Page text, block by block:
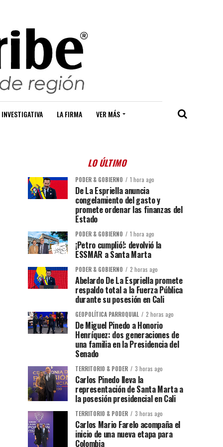
LA FIRMA VER MÁS
LO ÚLTIMO
PODER & GOBIERNO 1 hora ago
De La Espriella anuncia
congelamiento del gasto y
promete ordenar las finanzas del
Estado
PODER & GOBIERNO 1 hora ago
¡Petro cumplió!: devolvió la
ESSMAR a Santa Marta
PODER & GOBIERNO 2 horas ago
Abelardo De La Espriella promete
respaldo total a la Fuerza Pública
durante su posesión en Cali
GEOPOLÍTICA PARROQUIAL 2 horas ago
De Miguel Pinedo a Honorio
Henríquez: dos generaciones de
una familia en la Presidencia del
Senado
TERRITORIO & PODER 3 horas ago
Carlos Pinedo lleva la
representación de Santa Marta a
la posesión presidencial en Cali
TERRITORIO & PODER 3 horas ago
Carlos Mario Farelo acompaña el
inicio de una nueva etapa para
Colombia